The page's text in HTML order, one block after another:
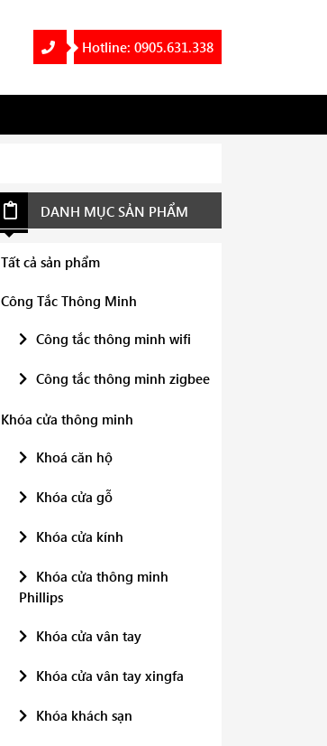
Hotline: 0905.631.338
DANH MỤC SẢN PHẨM
Tất cả sản phẩm
Công Tắc Thông Minh
Công tắc thông minh wifi
Công tắc thông minh zigbee
Khóa cửa thông minh
Khoá căn hộ
Khóa cửa gỗ
Khóa cửa kính
Khóa cửa thông minh
Phillips
Khóa cửa vân tay
Khóa cửa vân tay xingfa
Khóa khách sạn